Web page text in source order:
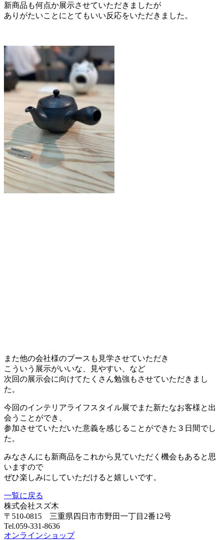
新商品も何点か展示させていただきましたが
ありがたいことにとてもいい反応をいただきました。
また他の会社様のブースも見学させていただき
こういう展示がいいな、見やすい、など
次回の展示会に向けてたくさん勉強もさせていただきまし
た。
今回のインテリアライフスタイル展でまた新たなお客様と出
会うことができ、
参加させていただいた意義を感じることができた３日間でし
た。
みなさんにも新商品をこれから見ていただく機会もあると思
いますので
ぜひ楽しみにしていただけると嬉しいです。
一覧に戻る
株式会社スズ木
〒510-0815 三重県四日市市野田一丁目2番12号
Tel.059-331-8636
オンラインショップ